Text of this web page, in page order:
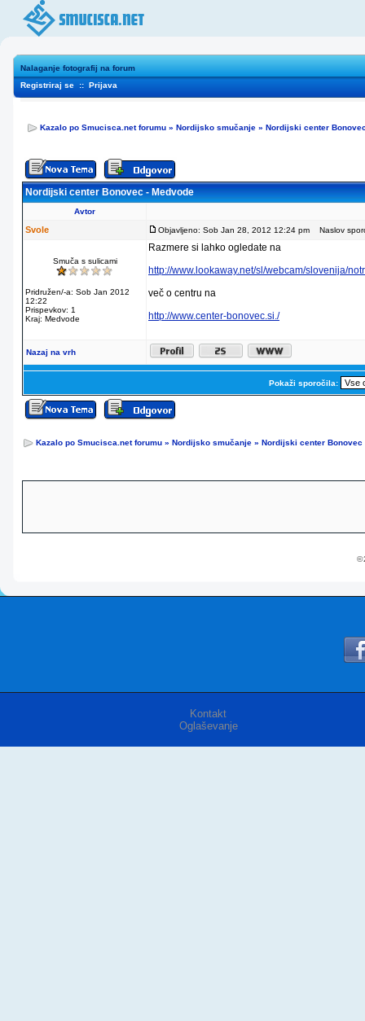
Nalaganje fotografij na forum
Registriraj se :: Prijava
Kazalo po Smucisca.net forumu » Nordijsko smučanje » Nordijski center
Nordijski center Bonovec - Medvode
Avtor
Svole Objavljeno: Sob Jan 28, 2012 12:24 pm Naslov
Smuča s sulicami
Pridružen/-a: Sob Jan 2012
12:22
Prispevkov: 1
Kraj: Medvode
Razmere si lahko ogledate na
http://www.lookaway.net/sl/webcam/slovenija/
več o centru na
http://www.center-bonovec.si./
Nazaj na vrh
Pokaži sporočila:
Kazalo po Smucisca.net forumu » Nordijsko smučanje » Nordijski center Bonovec
©
Kontakt
Oglaševanje